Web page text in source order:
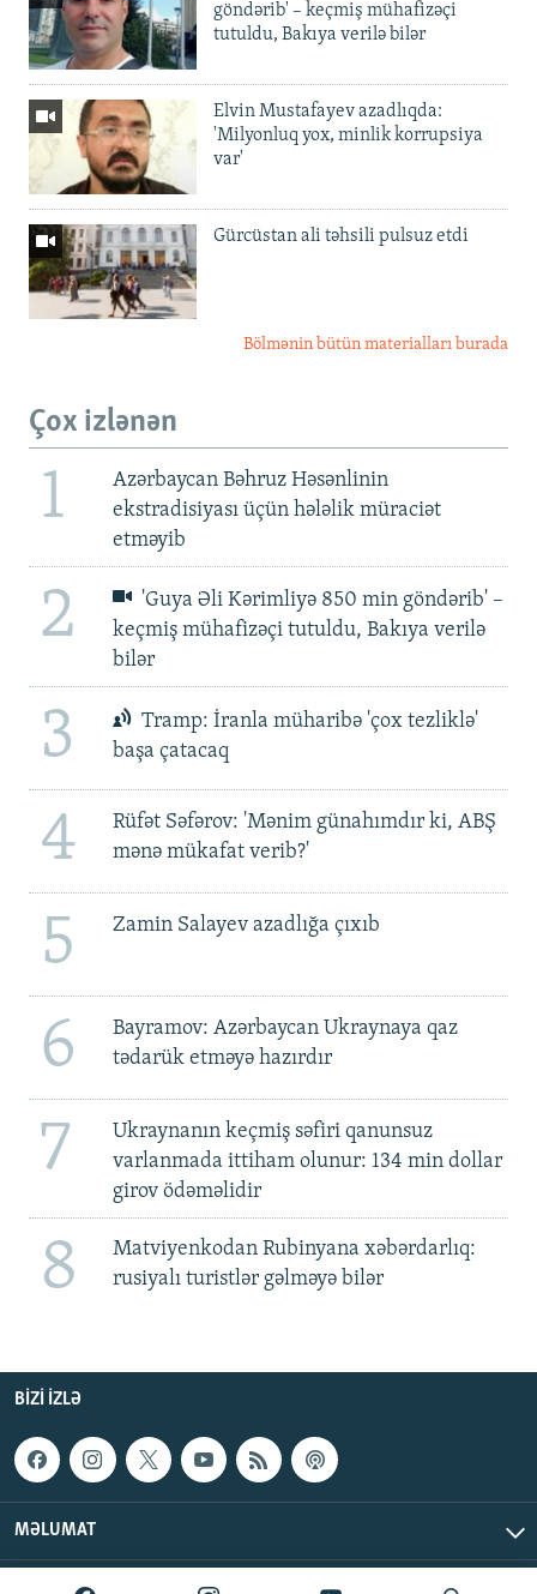
göndərib' – keçmiş mühafizəçi
tutuldu, Bakıya verilə bilər
Elvin Mustafayev azadlıqda:
'Milyonluq yox, minlik korrupsiya
var'
Gürcüstan ali təhsili pulsuz etdi
Bölmənin bütün materialları burada
Çox izlənən
1
Azərbaycan Bəhruz Həsənlinin
ekstradisiyası üçün hələlik müraciət
etməyib
2
'Guya Əli Kərimliyə 850 min göndərib' –
keçmiş mühafizəçi tutuldu, Bakıya verilə
bilər
3
Tramp: İranla müharibə 'çox tezliklə'
başa çatacaq
4
Rüfət Səfərov: 'Mənim günahımdır ki, ABŞ
mənə mükafat verib?'
5 Zamin Salayev azadlığa çıxıb
6
Bayramov: Azərbaycan Ukraynaya qaz
tədarük etməyə hazırdır
7
Ukraynanın keçmiş səfiri qanunsuz
varlanmada ittiham olunur: 134 min dollar
girov ödəməlidir
8
Matviyenkodan Rubinyana xəbərdarlıq:
rusiyalı turistlər gəlməyə bilər
BIZI IZLƏ
MƏLUMAT